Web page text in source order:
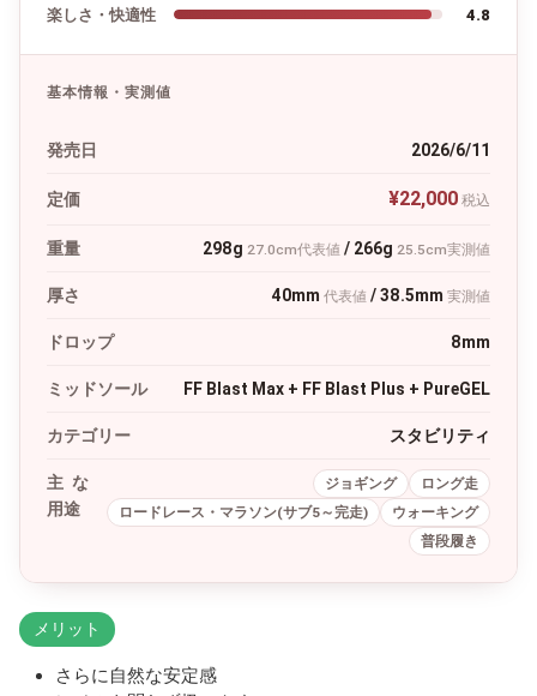
楽しさ・快適性
4.8
基本情報・実測値
発売日 2026/6/11
定価 ¥22,000 税込
重量 298g 27.0cm代表値 / 266g 25.5cm実測値
厚さ 40mm 代表値 / 38.5mm 実測値
ドロップ 8mm
ミッドソール FF Blast Max + FF Blast Plus + PureGEL
カテゴリー スタビリティ
主な
用途
ジョギング
ロング走
ロードレース・マラソン(サブ5～完走)
ウォーキング
普段履き
メリット
さらに自然な安定感